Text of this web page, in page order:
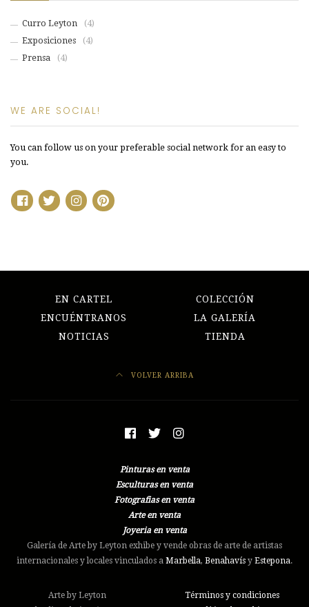
Curro Leyton
(4)
Exposiciones
(4)
Prensa
(4)
WE ARE SOCIAL!
You can follow us on your preferable social network for an easy to
you.
EN CARTEL
COLECCIÓN
ENCUÉNTRANOS
LA GALERÍA
NOTICIAS
TIENDA
VOLVER ARRIBA
Pinturas en venta
Esculturas en venta
Fotografias en venta
Arte en venta
Joyeria en venta
Galería de Arte by Leyton exhibe y vende obras de arte de artistas
internacionales y locales vinculados a Marbella, Benahavís y Estepona.
Arte by Leyton
Términos y condiciones